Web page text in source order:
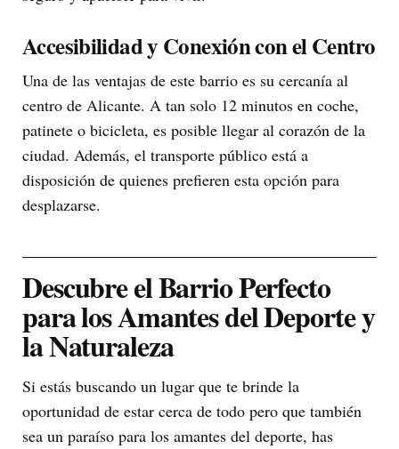
Accesibilidad y Conexión con el Centro
Una de las ventajas de este barrio es su cercanía al
centro de Alicante. A tan solo 12 minutos en coche,
patinete o bicicleta, es posible llegar al corazón de la
ciudad. Además, el transporte público está a
disposición de quienes prefieren esta opción para
desplazarse.
Descubre el Barrio Perfecto
para los Amantes del Deporte y
la Naturaleza
Si estás buscando un lugar que te brinde la
oportunidad de estar cerca de todo pero que también
sea un paraíso para los amantes del deporte, has